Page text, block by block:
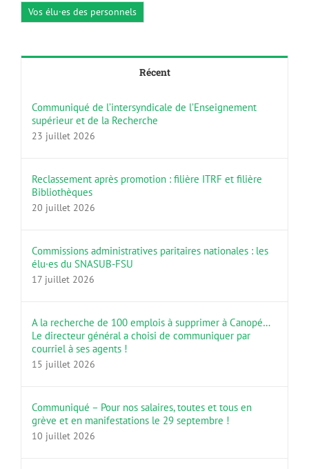
Vos élu·es des personnels
Récent
Communiqué de l’intersyndicale de l’Enseignement
supérieur et de la Recherche
23 juillet 2026
Reclassement après promotion : filière ITRF et filière
Bibliothèques
20 juillet 2026
Commissions administratives paritaires nationales : les
élu·es du SNASUB-FSU
17 juillet 2026
A la recherche de 100 emplois à supprimer à Canopé…
Le directeur général a choisi de communiquer par
courriel à ses agents !
15 juillet 2026
Communiqué – Pour nos salaires, toutes et tous en
grève et en manifestations le 29 septembre !
10 juillet 2026